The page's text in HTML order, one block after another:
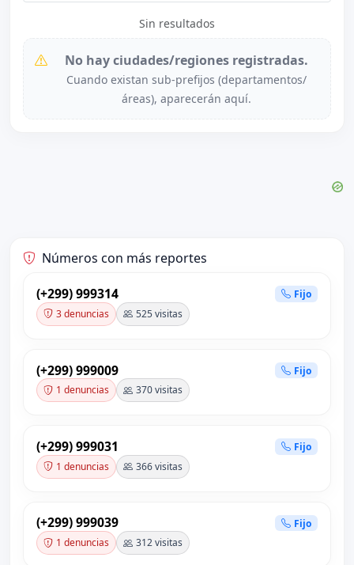
Sin resultados
No hay ciudades/regiones registradas.
Cuando existan sub-prefijos (departamentos/
áreas), aparecerán aquí.
Números con más reportes
(+299) 999314
Fijo
3 denuncias
525 visitas
(+299) 999009
Fijo
1 denuncias
370 visitas
(+299) 999031
Fijo
1 denuncias
366 visitas
(+299) 999039
Fijo
1 denuncias
312 visitas